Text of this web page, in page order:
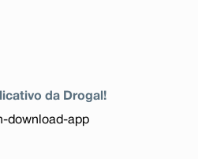
da Drogal!